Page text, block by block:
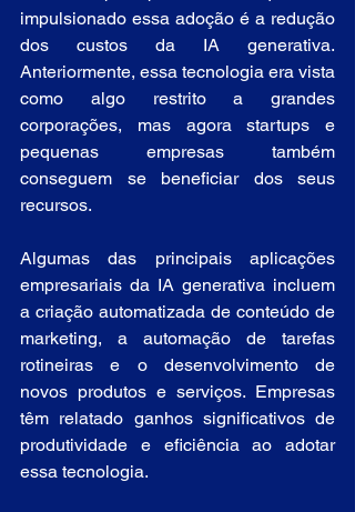
impulsionado essa adoção é a redução
dos custos da IA generativa.
Anteriormente, essa tecnologia era vista
como algo restrito a grandes
corporações, mas agora startups e
pequenas empresas também
conseguem se beneficiar dos seus
recursos.
Algumas das principais aplicações
empresariais da IA generativa incluem
a criação automatizada de conteúdo de
marketing, a automação de tarefas
rotineiras e o desenvolvimento de
novos produtos e serviços. Empresas
têm relatado ganhos significativos de
produtividade e eficiência ao adotar
essa tecnologia.